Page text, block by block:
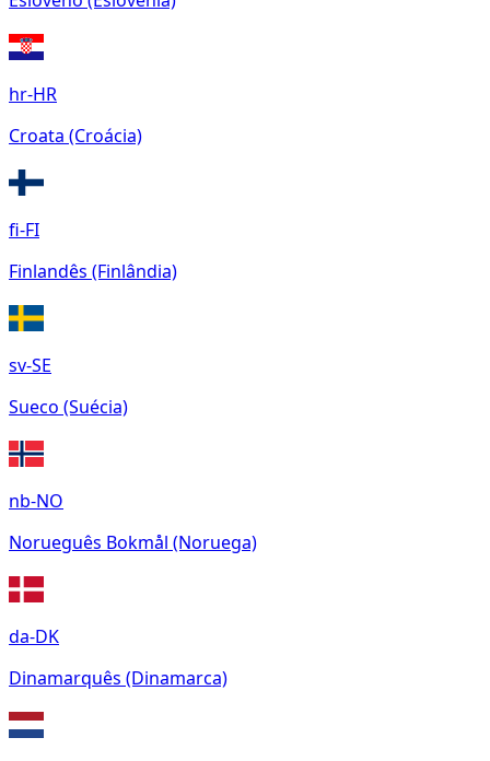
hr-HR
Croata (Croácia)
fi-FI
Finlandês (Finlândia)
sv-SE
Sueco (Suécia)
nb-NO
Norueguês Bokmål (Noruega)
da-DK
Dinamarquês (Dinamarca)